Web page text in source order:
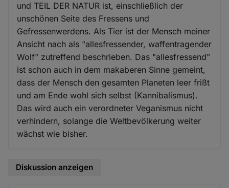
und TEIL DER NATUR ist, einschließlich der
unschönen Seite des Fressens und
Gefressenwerdens. Als Tier ist der Mensch meiner
Ansicht nach als "allesfressender, waffentragender
Wolf" zutreffend beschrieben. Das "allesfressend"
ist schon auch in dem makaberen Sinne gemeint,
dass der Mensch den gesamten Planeten leer frißt
und am Ende wohl sich selbst (Kannibalismus).
Das wird auch ein verordneter Veganismus nicht
verhindern, solange die Weltbevölkerung weiter
wächst wie bisher.
Diskussion anzeigen